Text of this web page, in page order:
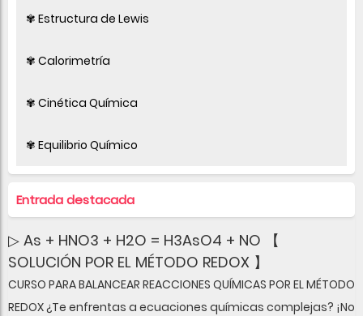
✾ Estructura de Lewis
✾ Calorimetría
✾ Cinética Química
✾ Equilibrio Químico
Entrada destacada
▷ As + HNO3 + H2O = H3AsO4 + NO 【
SOLUCIÓN POR EL MÉTODO REDOX 】
CURSO PARA BALANCEAR REACCIONES QUÍMICAS POR EL MÉTODO
REDOX ¿Te enfrentas a ecuaciones químicas complejas? ¡No